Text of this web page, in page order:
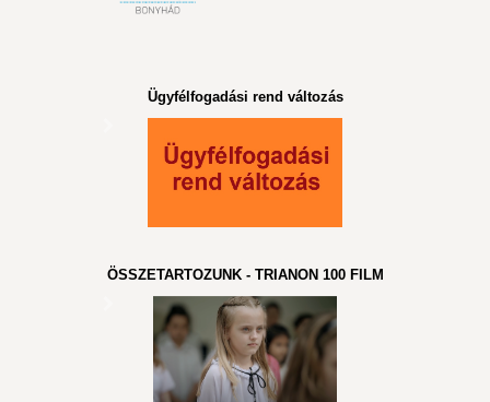
Ügyfélfogadási rend változás
ÖSSZETARTOZUNK - TRIANON 100 FILM